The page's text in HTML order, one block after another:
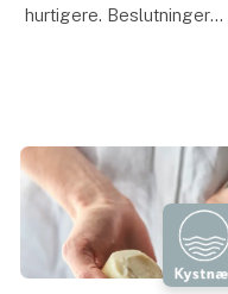
hurtigere. Beslutninger
vælger Inversum bevidst
det modsatte:
langsomhed,